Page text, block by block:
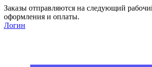
Заказы отправляются на следующий
оформления и оплаты.
Логин